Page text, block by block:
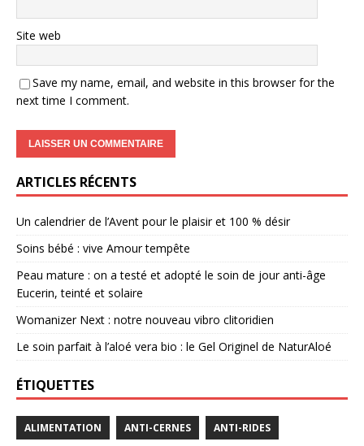
Site web
Save my name, email, and website in this browser for the
next time I comment.
ARTICLES RÉCENTS
Un calendrier de l’Avent pour le plaisir et 100 % désir
Soins bébé : vive Amour tempête
Peau mature : on a testé et adopté le soin de jour anti-âge
Eucerin, teinté et solaire
Womanizer Next : notre nouveau vibro clitoridien
Le soin parfait à l’aloé vera bio : le Gel Originel de NaturAloé
ÉTIQUETTES
ALIMENTATION ANTI-CERNES ANTI-RIDES